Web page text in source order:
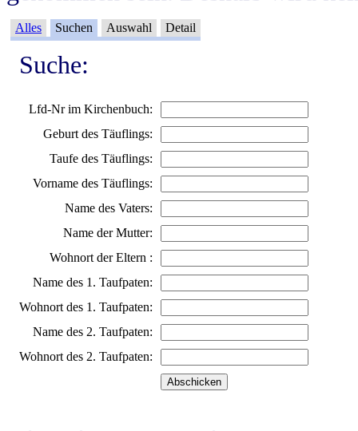
Alles Suchen Auswahl Detail
Suche:
Lfd-Nr im Kirchenbuch:
Geburt des Täuflings:
Taufe des Täuflings:
Vorname des Täuflings:
Name des Vaters:
Name der Mutter:
Wohnort der Eltern :
Name des 1. Taufpaten:
Wohnort des 1. Taufpaten:
Name des 2. Taufpaten:
Wohnort des 2. Taufpaten: